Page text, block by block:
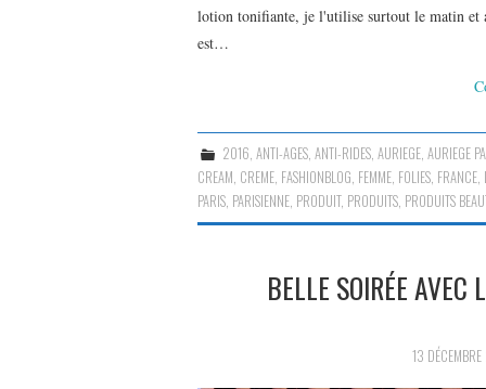
lotion tonifiante, je l'utilise surtout le matin et
est…
2016,ANTI-AGES,ANTI-RIDES,AURIEGE,AURIEGE
CREAM, CREME, FASHIONBLOG, FEMME, FOLIES, FRANCE,
PARIS, PARISIENNE, PRODUIT, PRODUITS, PRODUITS
BELLE SOIRÉE AVEC
13